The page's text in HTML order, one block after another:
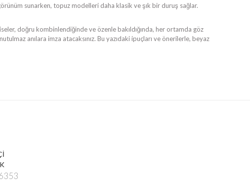
sunarken, topuz modelleri daha klasik ve şık bir duruş sağlar.
doğru kombinlendiğinde ve özenle bakıldığında, her ortamda göz
anılara imza atacaksınız. Bu yazıdaki ipuçları ve önerilerle, beyaz